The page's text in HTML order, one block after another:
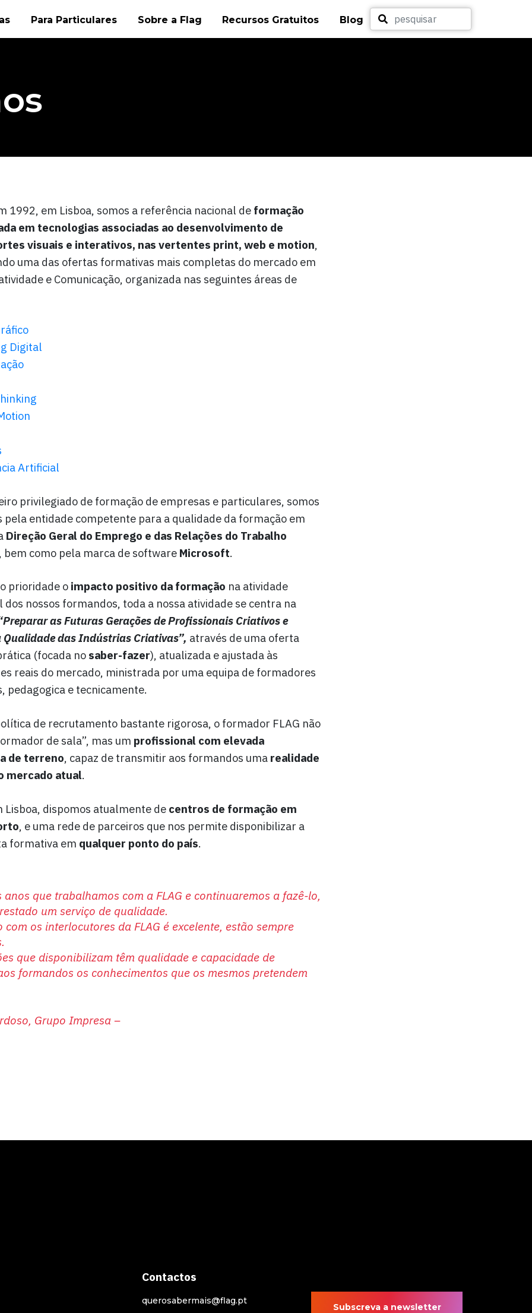
Para Particulares Sobre a Flag Recursos Gratuitos Blog
1992, em Lisboa, somos a referência nacional de formação
em tecnologias associadas ao desenvolvimento de
visuais e interativos, nas vertentes print, web e motion,
uma das ofertas formativas mais completas do mercado em
e Comunicação, organizada nas seguintes áreas de
Digital
Artificial
privilegiado de formação de empresas e particulares, somos
pela entidade competente para a qualidade da formação em
Direção Geral do Emprego e das Relações do Trabalho
bem como pela marca de software Microsoft.
prioridade oimpacto positivo da formação na atividade
dos nossos formandos, toda a nossa atividade se centra na
as Futuras Gerações de Profissionais Criativos e
Qualidade das Indústrias Criativas”, através de uma oferta
(focada nosaber-fazer), atualizada e ajustada às
reais do mercado, ministrada por uma equipa de formadores
pedagogica e tecnicamente.
de recrutamento bastante rigorosa, o formador FLAG não
de sala”, mas um profissional com elevada
de terreno, capaz de transmitir aos formandos umarealidade
mercado atual.
Lisboa, dispomos atualmente de centros de formação em
, e uma rede de parceiros que nos permite disponibilizar a
formativa em qualquer ponto do país.
anos que trabalhamos com a FLAG econtinuaremos a fazê-lo,
um serviço de qualidade.
com os interlocutores da FLAG é excelente, estão sempre
que disponibilizam têm qualidade e capacidade de
formandos os conhecimentos que os mesmos pretendem
Grupo Impresa –
Contactos
querosabermais@flag.pt
Subscreva a newsletter